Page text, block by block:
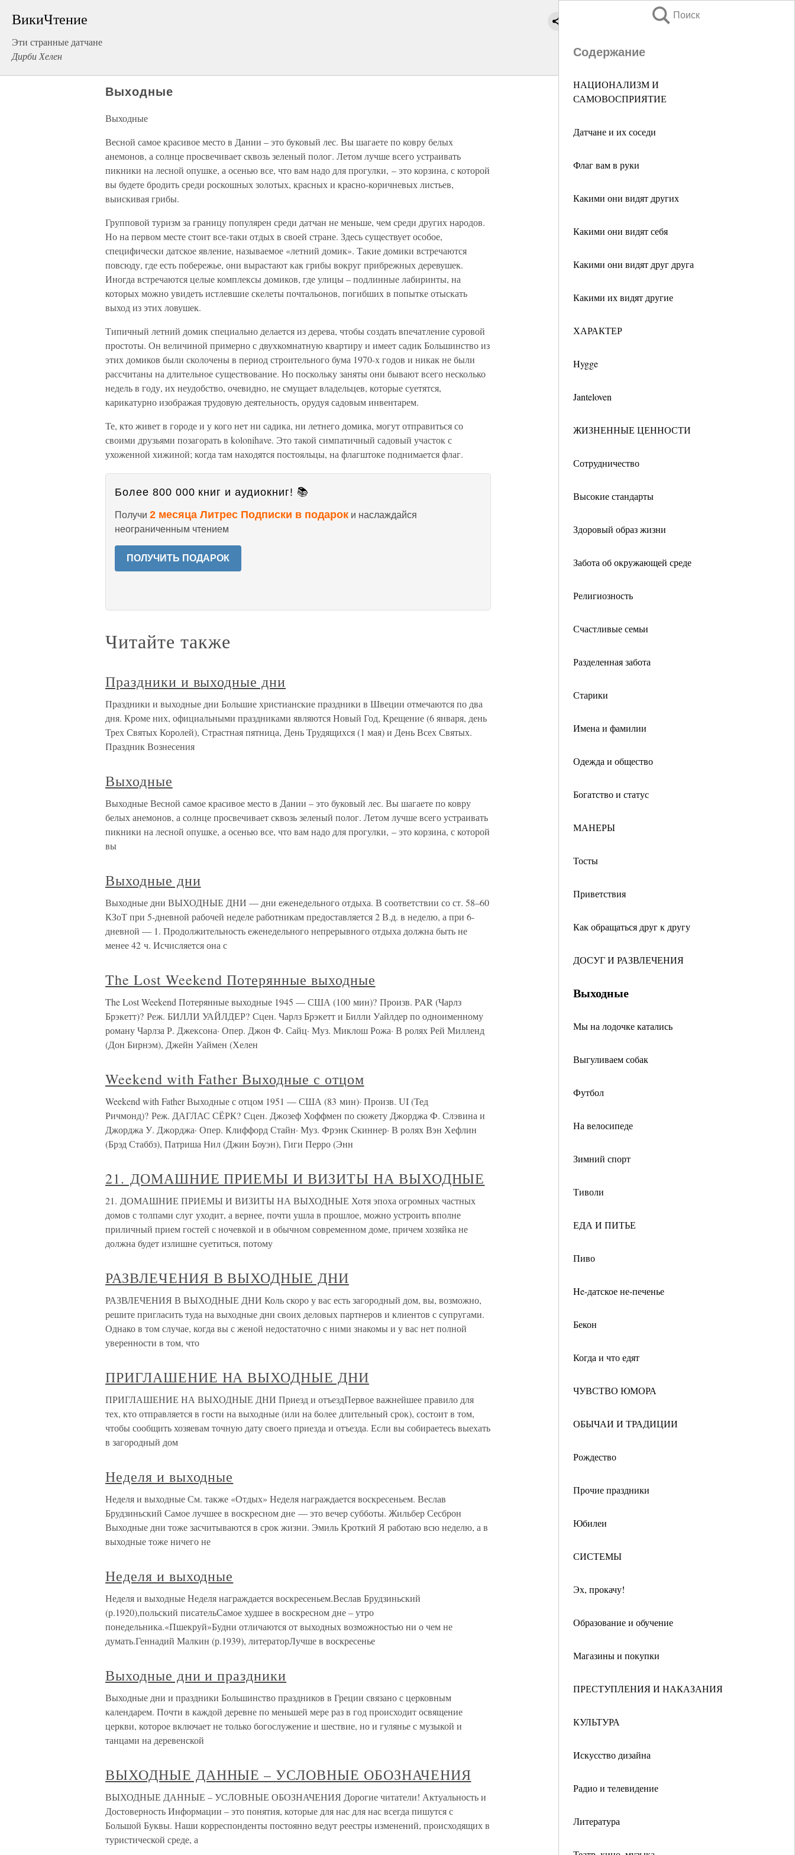
ВикиЧтение
Эти странные датчане
Дирби Хелен
Поиск
Содержание
НАЦИОНАЛИЗМ И
САМОВОСПРИЯТИЕ
Датчане и их соседи
Флаг вам в руки
Какими они видят других
Какими они видят себя
Какими они видят друг друга
Какими их видят другие
ХАРАКТЕР
Hygge
Janteloven
ЖИЗНЕННЫЕ ЦЕННОСТИ
Сотрудничество
Высокие стандарты
Здоровый образ жизни
Забота об окружающей среде
Религиозность
Счастливые семьи
Разделенная забота
Старики
Имена и фамилии
Одежда и общество
Богатство и статус
МАНЕРЫ
Тосты
Приветствия
Как обращаться друг к другу
ДОСУГ И РАЗВЛЕЧЕНИЯ
Выходные
Мы на лодочке катались
Выгуливаем собак
Футбол
На велосипеде
Зимний спорт
Тиволи
ЕДА И ПИТЬЕ
Пиво
He-датское не-печенье
Бекон
Когда и что едят
ЧУВСТВО ЮМОРА
ОБЫЧАИ И ТРАДИЦИИ
Рождество
Прочие праздники
Юбилеи
СИСТЕМЫ
Эх, прокачу!
Образование и обучение
Магазины и покупки
ПРЕСТУПЛЕНИЯ И НАКАЗАНИЯ
КУЛЬТУРА
Искусство дизайна
Радио и телевидение
Литература
Выходные
Выходные
Весной самое красивое место в Дании – это буковый лес. Вы шагаете по ковру белых
анемонов, а солнце просвечивает сквозь зеленый полог. Летом лучше всего устраивать
пикники на лесной опушке, а осенью все, что вам надо для прогулки, – это корзина, с которой
вы будете бродить среди роскошных золотых, красных и красно-коричневых листьев,
выискивая грибы.
Групповой туризм за границу популярен среди датчан не меньше, чем среди других народов.
Но на первом месте стоит все-таки отдых в своей стране. Здесь существует особое,
специфически датское явление, называемое «летний домик». Такие домики встречаются
повсюду, где есть побережье, они вырастают как грибы вокруг прибрежных деревушек.
Иногда встречаются целые комплексы домиков, где улицы – подлинные лабиринты, на
которых можно увидеть истлевшие скелеты почтальонов, погибших в попытке отыскать
выход из этих ловушек.
Типичный летний домик специально делается из дерева, чтобы создать впечатление суровой
простоты. Он величиной примерно с двухкомнатную квартиру и имеет садик Большинство из
этих домиков были сколочены в период строительного бума 1970-х годов и никак не были
рассчитаны на длительное существование. Но поскольку заняты они бывают всего несколько
недель в году, их неудобство, очевидно, не смущает владельцев, которые суетятся,
карикатурно изображая трудовую деятельность, орудуя садовым инвентарем.
Те, кто живет в городе и у кого нет ни садика, ни летнего домика, могут отправиться со
своими друзьями позагорать в kolonihave. Это такой симпатичный садовый участок с
ухоженной хижиной; когда там находятся постояльцы, на флагштоке поднимается флаг.
Более 800 000 книг и аудиокниг! 📚
Получи 2 месяца Литрес Подписки в подарок и наслаждайся
неограниченным чтением
ПОЛУЧИТЬ ПОДАРОК
Читайте также
Праздники и выходные дни
Праздники и выходные дни Большие христианские праздники в Швеции отмечаются по два
дня. Кроме них, официальными праздниками являются Новый Год, Крещение (6 января, день
Трех Святых Королей), Страстная пятница, День Трудящихся (1 мая) и День Всех Святых.
Праздник Вознесения
Выходные
Выходные Весной самое красивое место в Дании – это буковый лес. Вы шагаете по ковру
белых анемонов, а солнце просвечивает сквозь зеленый полог. Летом лучше всего устраивать
пикники на лесной опушке, а осенью все, что вам надо для прогулки, – это корзина, с которой
вы
Выходные дни
Выходные дни ВЫХОДНЫЕ ДНИ — дни еженедельного отдыха. В соответствии со ст. 58–60
КЗоТ при 5-дневной рабочей неделе работникам предоставляется 2 В.д. в неделю, а при 6-
дневной — 1. Продолжительность еженедельного непрерывного отдыха должна быть не
менее 42 ч. Исчисляется она с
The Lost Weekend Потерянные выходные
The Lost Weekend Потерянные выходные 1945 — США (100 мин)? Произв. PAR (Чарлз
Брэкетт)? Реж. БИЛЛИ УАЙЛДЕР? Сцен. Чарлз Брэкетт и Билли Уайлдер по одноименному
роману Чарлза Р. Джексона· Опер. Джон Ф. Сайц· Муз. Миклош Рожа· В ролях Рей Милленд
(Дон Бирнэм), Джейн Уаймен (Хелен
Weekend with Father Выходные с отцом
Weekend with Father Выходные с отцом 1951 — США (83 мин)· Произв. UI (Тед
Ричмонд)? Реж. ДАГЛАС СЁРК? Сцен. Джозеф Хоффмен по сюжету Джорджа Ф. Слэвина и
Джорджа У. Джорджа· Опер. Клиффорд Стайн· Муз. Фрэнк Скиннер· В ролях Вэн Хефлин
(Брэд Стаббз), Патриша Нил (Джин Боуэн), Гиги Перро (Энн
21. ДОМАШНИЕ ПРИЕМЫ И ВИЗИТЫ НА ВЫХОДНЫЕ
21. ДОМАШНИЕ ПРИЕМЫ И ВИЗИТЫ НА ВЫХОДНЫЕ Хотя эпоха огромных частных
домов с толпами слуг уходит, а вернее, почти ушла в прошлое, можно устроить вполне
приличный прием гостей с ночевкой и в обычном современном доме, причем хозяйка не
должна будет излишне суетиться, потому
РАЗВЛЕЧЕНИЯ В ВЫХОДНЫЕ ДНИ
РАЗВЛЕЧЕНИЯ В ВЫХОДНЫЕ ДНИ Коль скоро у вас есть загородный дом, вы, возможно,
решите пригласить туда на выходные дни своих деловых партнеров и клиентов с супругами.
Однако в том случае, когда вы с женой недостаточно с ними знакомы и у вас нет полной
уверенности в том, что
ПРИГЛАШЕНИЕ НА ВЫХОДНЫЕ ДНИ
ПРИГЛАШЕНИЕ НА ВЫХОДНЫЕ ДНИ Приезд и отъездПервое важнейшее правило для
тех, кто отправляется в гости на выходные (или на более длительный срок), состоит в том,
чтобы сообщить хозяевам точную дату своего приезда и отъезда. Если вы собираетесь выехать
в загородный дом
Неделя и выходные
Неделя и выходные См. также «Отдых» Неделя награждается воскресеньем. Веслав
Брудзиньский Самое лучшее в воскресном дне — это вечер субботы. Жильбер Сесброн
Выходные дни тоже засчитываются в срок жизни. Эмиль Кроткий Я работаю всю неделю, а в
выходные тоже ничего не
Неделя и выходные
Неделя и выходные Неделя награждается воскресеньем.Веслав Брудзиньский
(р.1920),польский писательСамое худшее в воскресном дне – утро
понедельника.«Пшекруй»Будни отличаются от выходных возможностью ни о чем не
думать.Геннадий Малкин (р.1939), литераторЛучше в воскресенье
Выходные дни и праздники
Выходные дни и праздники Большинство праздников в Греции связано с церковным
календарем. Почти в каждой деревне по меньшей мере раз в год происходит освящение
церкви, которое включает не только богослужение и шествие, но и гулянье с музыкой и
танцами на деревенской
ВЫХОДНЫЕ ДАННЫЕ – УСЛОВНЫЕ ОБОЗНАЧЕНИЯ
ВЫХОДНЫЕ ДАННЫЕ – УСЛОВНЫЕ ОБОЗНАЧЕНИЯ Дорогие читатели! Актуальность и
Достоверность Информации – это понятия, которые для нас для нас всегда пишутся с
Большой Буквы. Наши корреспонденты постоянно ведут реестры изменений, происходящих в
туристической среде, а